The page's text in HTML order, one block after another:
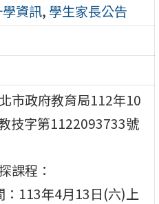
資訊, 學生家長公告
市政府教育局112年10
技字第1122093733號
課程：
：113年4月13日(六)上